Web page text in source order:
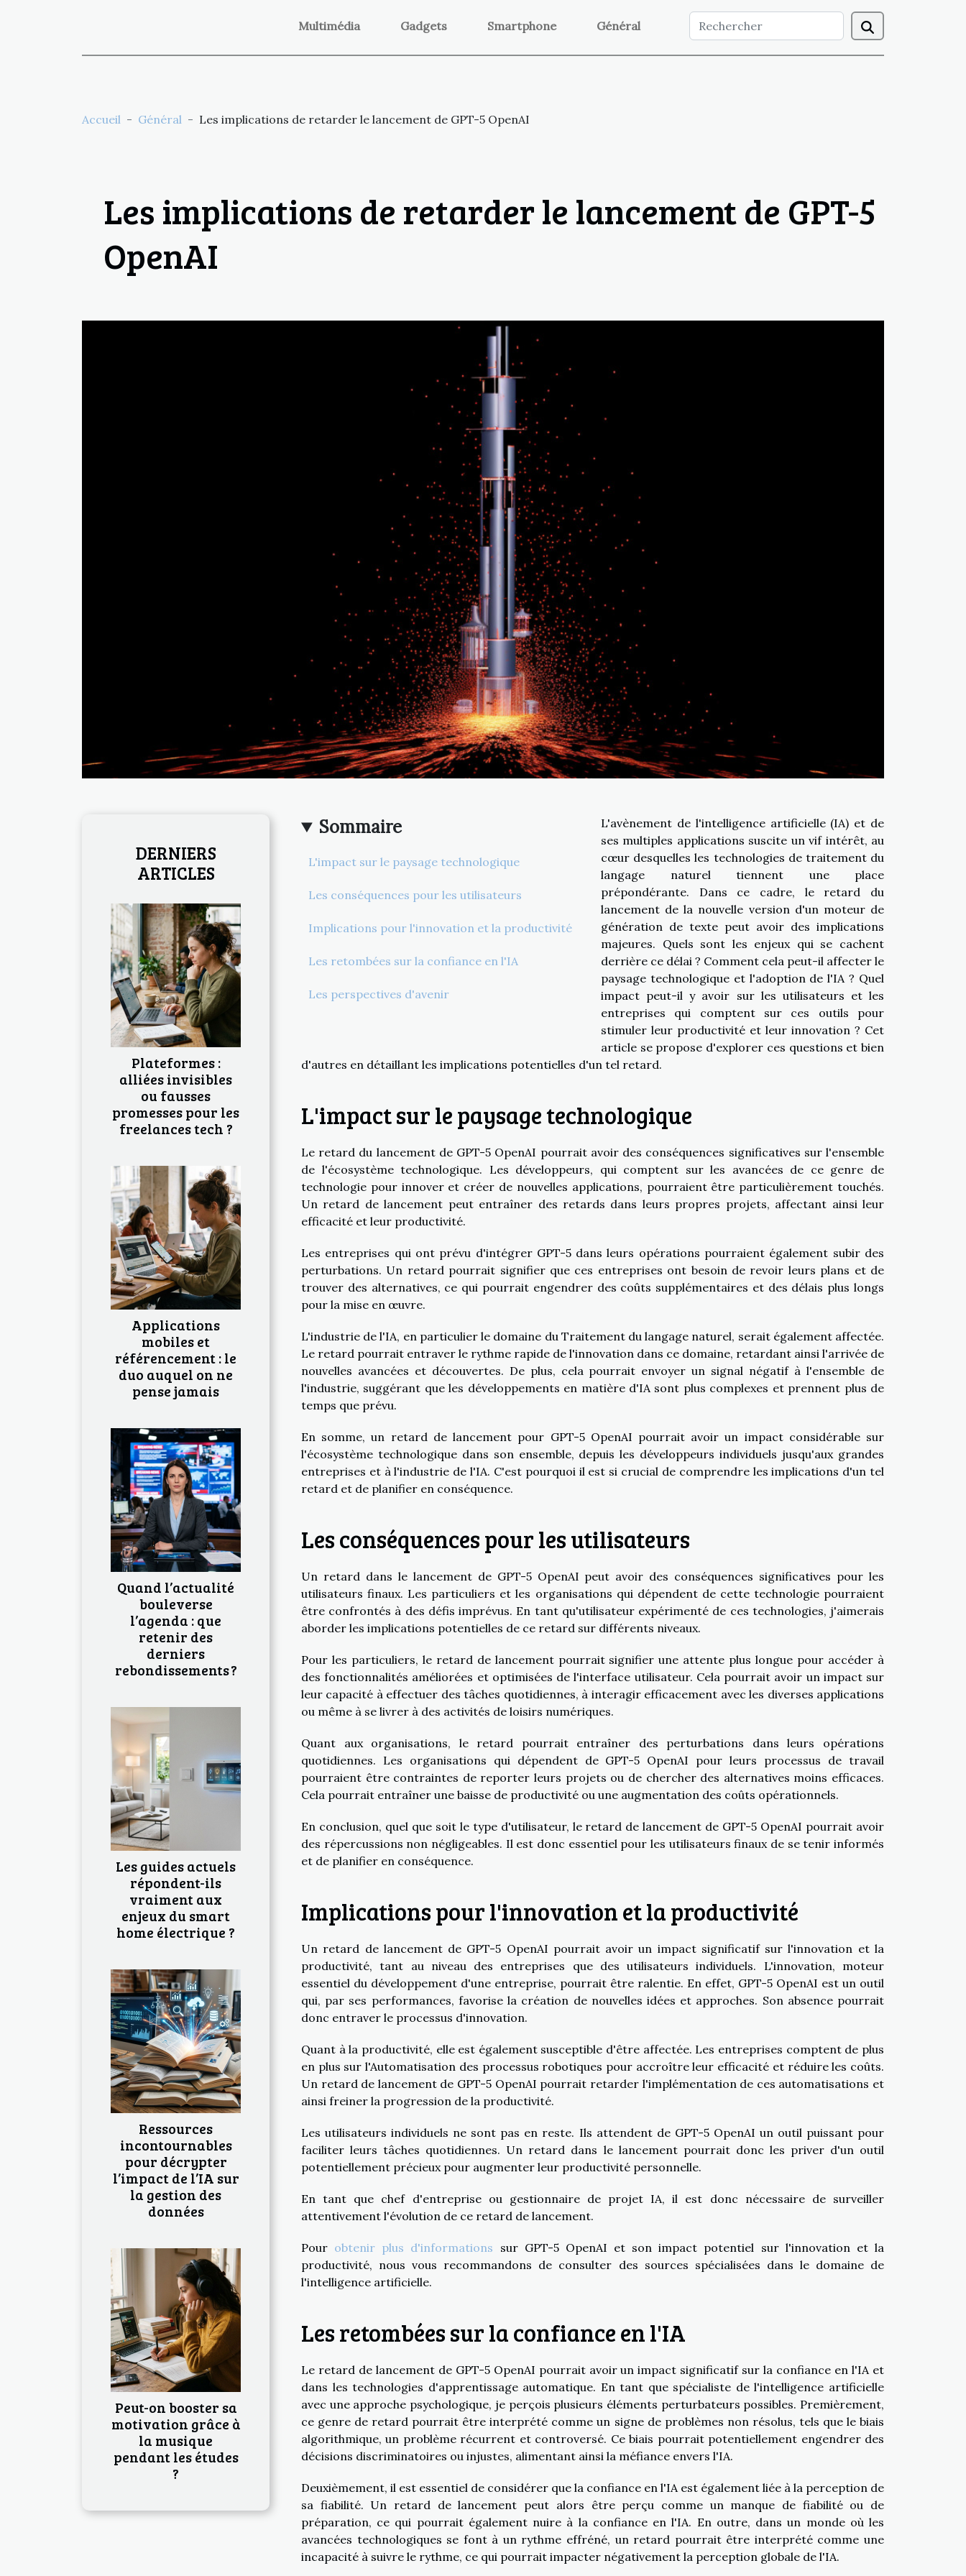
Multimédia Gadgets Smartphone Général
Accueil Général Les implications de retarder le lancement de GPT-5 OpenAI
Les implications de retarder le lancement de GPT-5
OpenAI
DERNIERS
ARTICLES
Plateformes :
alliées invisibles
ou fausses
promesses pour les
freelances tech ?
Applications
mobiles et
référencement : le
duo auquel on ne
pense jamais
Quand l’actualité
bouleverse
l’agenda : que
retenir des
derniers
rebondissements ?
Les guides actuels
répondent-ils
vraiment aux
enjeux du smart
home électrique ?
Ressources
incontournables
pour décrypter
l’impact de l’IA sur
la gestion des
données
Peut-on booster sa
motivation grâce à
la musique
pendant les études
?
Sommaire
L'impact sur le paysage technologique
Les conséquences pour les utilisateurs
Implications pour l'innovation et la productivité
Les retombées sur la confiance en l'IA
Les perspectives d'avenir
L'avènement de l'intelligence artificielle (IA) et de
ses multiples applications suscite un vif intérêt, au
cœur desquelles les technologies de traitement du
langage naturel tiennent une place
prépondérante. Dans ce cadre, le retard du
lancement de la nouvelle version d'un moteur de
génération de texte peut avoir des implications
majeures. Quels sont les enjeux qui se cachent
derrière ce délai ? Comment cela peut-il affecter le
paysage technologique et l'adoption de l'IA ? Quel
impact peut-il y avoir sur les utilisateurs et les
entreprises qui comptent sur ces outils pour
stimuler leur productivité et leur innovation ? Cet
article se propose d'explorer ces questions et bien
d'autres en détaillant les implications potentielles d'un tel retard.
L'impact sur le paysage technologique
Le retard du lancement de GPT-5 OpenAI pourrait avoir des conséquences significatives sur l'ensemble
de l'écosystème technologique. Les développeurs, qui comptent sur les avancées de ce genre de
technologie pour innover et créer de nouvelles applications, pourraient être particulièrement touchés.
Un retard de lancement peut entraîner des retards dans leurs propres projets, affectant ainsi leur
efficacité et leur productivité.
Les entreprises qui ont prévu d'intégrer GPT-5 dans leurs opérations pourraient également subir des
perturbations. Un retard pourrait signifier que ces entreprises ont besoin de revoir leurs plans et de
trouver des alternatives, ce qui pourrait engendrer des coûts supplémentaires et des délais plus longs
pour la mise en œuvre.
L'industrie de l'IA, en particulier le domaine du Traitement du langage naturel, serait également affectée.
Le retard pourrait entraver le rythme rapide de l'innovation dans ce domaine, retardant ainsi l'arrivée de
nouvelles avancées et découvertes. De plus, cela pourrait envoyer un signal négatif à l'ensemble de
l'industrie, suggérant que les développements en matière d'IA sont plus complexes et prennent plus de
temps que prévu.
En somme, un retard de lancement pour GPT-5 OpenAI pourrait avoir un impact considérable sur
l'écosystème technologique dans son ensemble, depuis les développeurs individuels jusqu'aux grandes
entreprises et à l'industrie de l'IA. C'est pourquoi il est si crucial de comprendre les implications d'un tel
retard et de planifier en conséquence.
Les conséquences pour les utilisateurs
Un retard dans le lancement de GPT-5 OpenAI peut avoir des conséquences significatives pour les
utilisateurs finaux. Les particuliers et les organisations qui dépendent de cette technologie pourraient
être confrontés à des défis imprévus. En tant qu'utilisateur expérimenté de ces technologies, j'aimerais
aborder les implications potentielles de ce retard sur différents niveaux.
Pour les particuliers, le retard de lancement pourrait signifier une attente plus longue pour accéder à
des fonctionnalités améliorées et optimisées de l'interface utilisateur. Cela pourrait avoir un impact sur
leur capacité à effectuer des tâches quotidiennes, à interagir efficacement avec les diverses applications
ou même à se livrer à des activités de loisirs numériques.
Quant aux organisations, le retard pourrait entraîner des perturbations dans leurs opérations
quotidiennes. Les organisations qui dépendent de GPT-5 OpenAI pour leurs processus de travail
pourraient être contraintes de reporter leurs projets ou de chercher des alternatives moins efficaces.
Cela pourrait entraîner une baisse de productivité ou une augmentation des coûts opérationnels.
En conclusion, quel que soit le type d'utilisateur, le retard de lancement de GPT-5 OpenAI pourrait avoir
des répercussions non négligeables. Il est donc essentiel pour les utilisateurs finaux de se tenir informés
et de planifier en conséquence.
Implications pour l'innovation et la productivité
Un retard de lancement de GPT-5 OpenAI pourrait avoir un impact significatif sur l'innovation et la
productivité, tant au niveau des entreprises que des utilisateurs individuels. L'innovation, moteur
essentiel du développement d'une entreprise, pourrait être ralentie. En effet, GPT-5 OpenAI est un outil
qui, par ses performances, favorise la création de nouvelles idées et approches. Son absence pourrait
donc entraver le processus d'innovation.
Quant à la productivité, elle est également susceptible d'être affectée. Les entreprises comptent de plus
en plus sur l'Automatisation des processus robotiques pour accroître leur efficacité et réduire les coûts.
Un retard de lancement de GPT-5 OpenAI pourrait retarder l'implémentation de ces automatisations et
ainsi freiner la progression de la productivité.
Les utilisateurs individuels ne sont pas en reste. Ils attendent de GPT-5 OpenAI un outil puissant pour
faciliter leurs tâches quotidiennes. Un retard dans le lancement pourrait donc les priver d'un outil
potentiellement précieux pour augmenter leur productivité personnelle.
En tant que chef d'entreprise ou gestionnaire de projet IA, il est donc nécessaire de surveiller
attentivement l'évolution de ce retard de lancement.
Pour obtenir plus d'informations sur GPT-5 OpenAI et son impact potentiel sur l'innovation et la
productivité, nous vous recommandons de consulter des sources spécialisées dans le domaine de
l'intelligence artificielle.
Les retombées sur la confiance en l'IA
Le retard de lancement de GPT-5 OpenAI pourrait avoir un impact significatif sur la confiance en l'IA et
dans les technologies d'apprentissage automatique. En tant que spécialiste de l'intelligence artificielle
avec une approche psychologique, je perçois plusieurs éléments perturbateurs possibles. Premièrement,
ce genre de retard pourrait être interprété comme un signe de problèmes non résolus, tels que le biais
algorithmique, un problème récurrent et controversé. Ce biais pourrait potentiellement engendrer des
décisions discriminatoires ou injustes, alimentant ainsi la méfiance envers l'IA.
Deuxièmement, il est essentiel de considérer que la confiance en l'IA est également liée à la perception de
sa fiabilité. Un retard de lancement peut alors être perçu comme un manque de fiabilité ou de
préparation, ce qui pourrait également nuire à la confiance en l'IA. En outre, dans un monde où les
avancées technologiques se font à un rythme effréné, un retard pourrait être interprété comme une
incapacité à suivre le rythme, ce qui pourrait impacter négativement la perception globale de l'IA.